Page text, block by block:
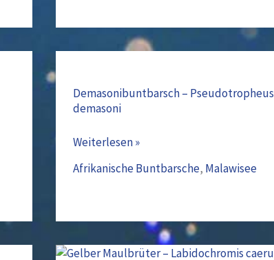
Demasonibuntbarsch – Pseudotropheus
demasoni
–
Pseudotropheus
Weiterlesen »
Afrikanische Buntbarsche, Malawisee